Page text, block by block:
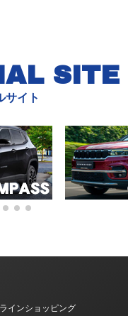
SITE
サイト
インショッピング